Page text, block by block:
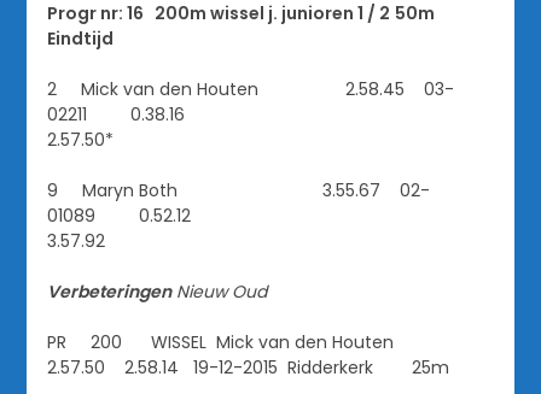
Progr nr: 16 200m wissel j. junioren 1 / 2 50m
Eindtijd
2 Mick van den Houten 2.58.45 03-
02211 0.38.16
2.57.50*
9 Maryn Both 3.55.67 02-
01089 0.52.12
3.57.92
Verbeteringen Nieuw Oud
PR 200 WISSEL Mick van den Houten
2.57.50 2.58.14 19-12-2015 Ridderkerk 25m